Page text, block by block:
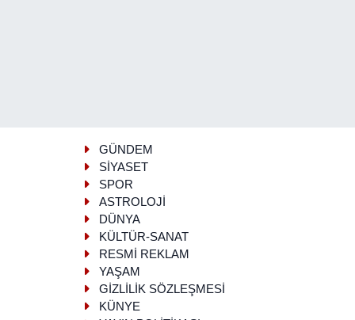
GÜNDEM
SİYASET
SPOR
ASTROLOJİ
DÜNYA
KÜLTÜR-SANAT
RESMİ REKLAM
YAŞAM
GİZLİLİK SÖZLEŞMESİ
KÜNYE